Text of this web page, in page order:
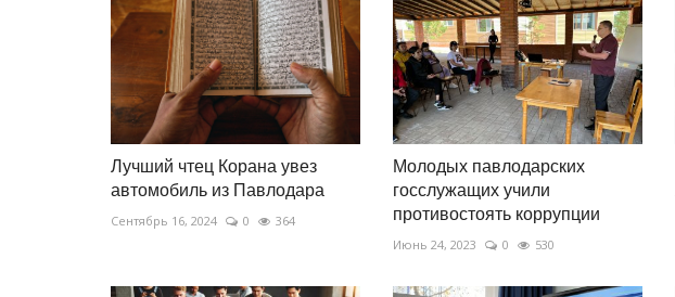
Лучший чтец Корана увез
автомобиль из Павлодара
Сентябрь 16, 2024 0 364
Молодых павлодарских
госслужащих учили
противостоять коррупции
Июнь 24, 2023 0 530